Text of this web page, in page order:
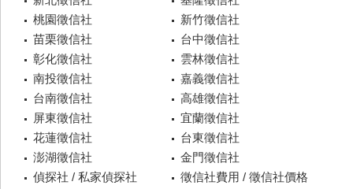
桃園徵信社
新竹徵信社
苗栗徵信社
台中徵信社
彰化徵信社
雲林徵信社
南投徵信社
嘉義徵信社
台南徵信社
高雄徵信社
屏東徵信社
宜蘭徵信社
花蓮徵信社
台東徵信社
澎湖徵信社
金門徵信社
偵探社 / 私家偵探社
徵信社費用 / 徵信社價格